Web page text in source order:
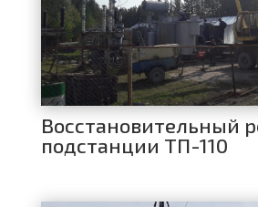
Восстановительный
подстанции ТП-110